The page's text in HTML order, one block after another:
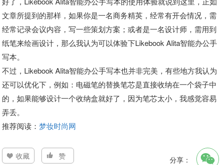
文章所提到的那样，如果你是一名商务精英，经常有开会情况，需
经常记录会议内容，写一些策划方案；或者是一名设计师，需用到
纸笔来绘画设计，那么我认为可以体验下Likebook Alita智能办公手
写本。
不过，Likebook Alita智能办公手写本也并非完美，有些地方我认为
还可以优化下，例如：电磁笔的替换笔芯是直接收纳在一个袋子中
的，如果能够设计一个收纳盒就好了，因为笔芯太小，我感觉容易
弄丢。
推荐阅读：梦妆时尚网
收藏 赞 分享：